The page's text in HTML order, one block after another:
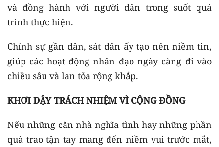
và đồng hành với người dân trong suốt quá
trình thực hiện.
Chính sự gần dân, sát dân ấy tạo nên niềm tin,
giúp các hoạt động nhân đạo ngày càng đi vào
chiều sâu và lan tỏa rộng khắp.
KHƠI DẬY TRÁCH NHIỆM VÌ CỘNG ĐỒNG
Nếu những căn nhà nghĩa tình hay những phần
quà trao tận tay mang đến niềm vui trước mắt,